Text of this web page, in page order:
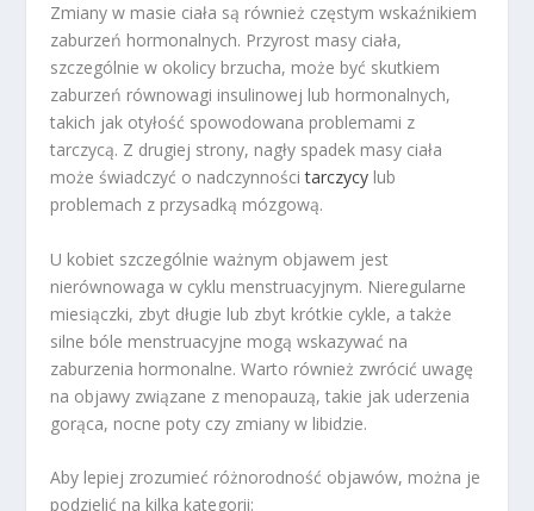
Zmiany w masie ciała są również częstym wskaźnikiem
zaburzeń hormonalnych. Przyrost masy ciała,
szczególnie w okolicy brzucha, może być skutkiem
zaburzeń równowagi insulinowej lub hormonalnych,
takich jak otyłość spowodowana problemami z
tarczycą. Z drugiej strony, nagły spadek masy ciała
może świadczyć o nadczynnościtarczycy lub
problemach z przysadką mózgową.
U kobiet szczególnie ważnym objawem jest
nierównowaga w cyklu menstruacyjnym. Nieregularne
miesiączki, zbyt długie lub zbyt krótkie cykle, a także
silne bóle menstruacyjne mogą wskazywać na
zaburzenia hormonalne. Warto również zwrócić uwagę
na objawy związane z menopauzą, takie jak uderzenia
gorąca, nocne poty czy zmiany w libidzie.
Aby lepiej zrozumieć różnorodność objawów, można je
podzielić na kilka kategorii: